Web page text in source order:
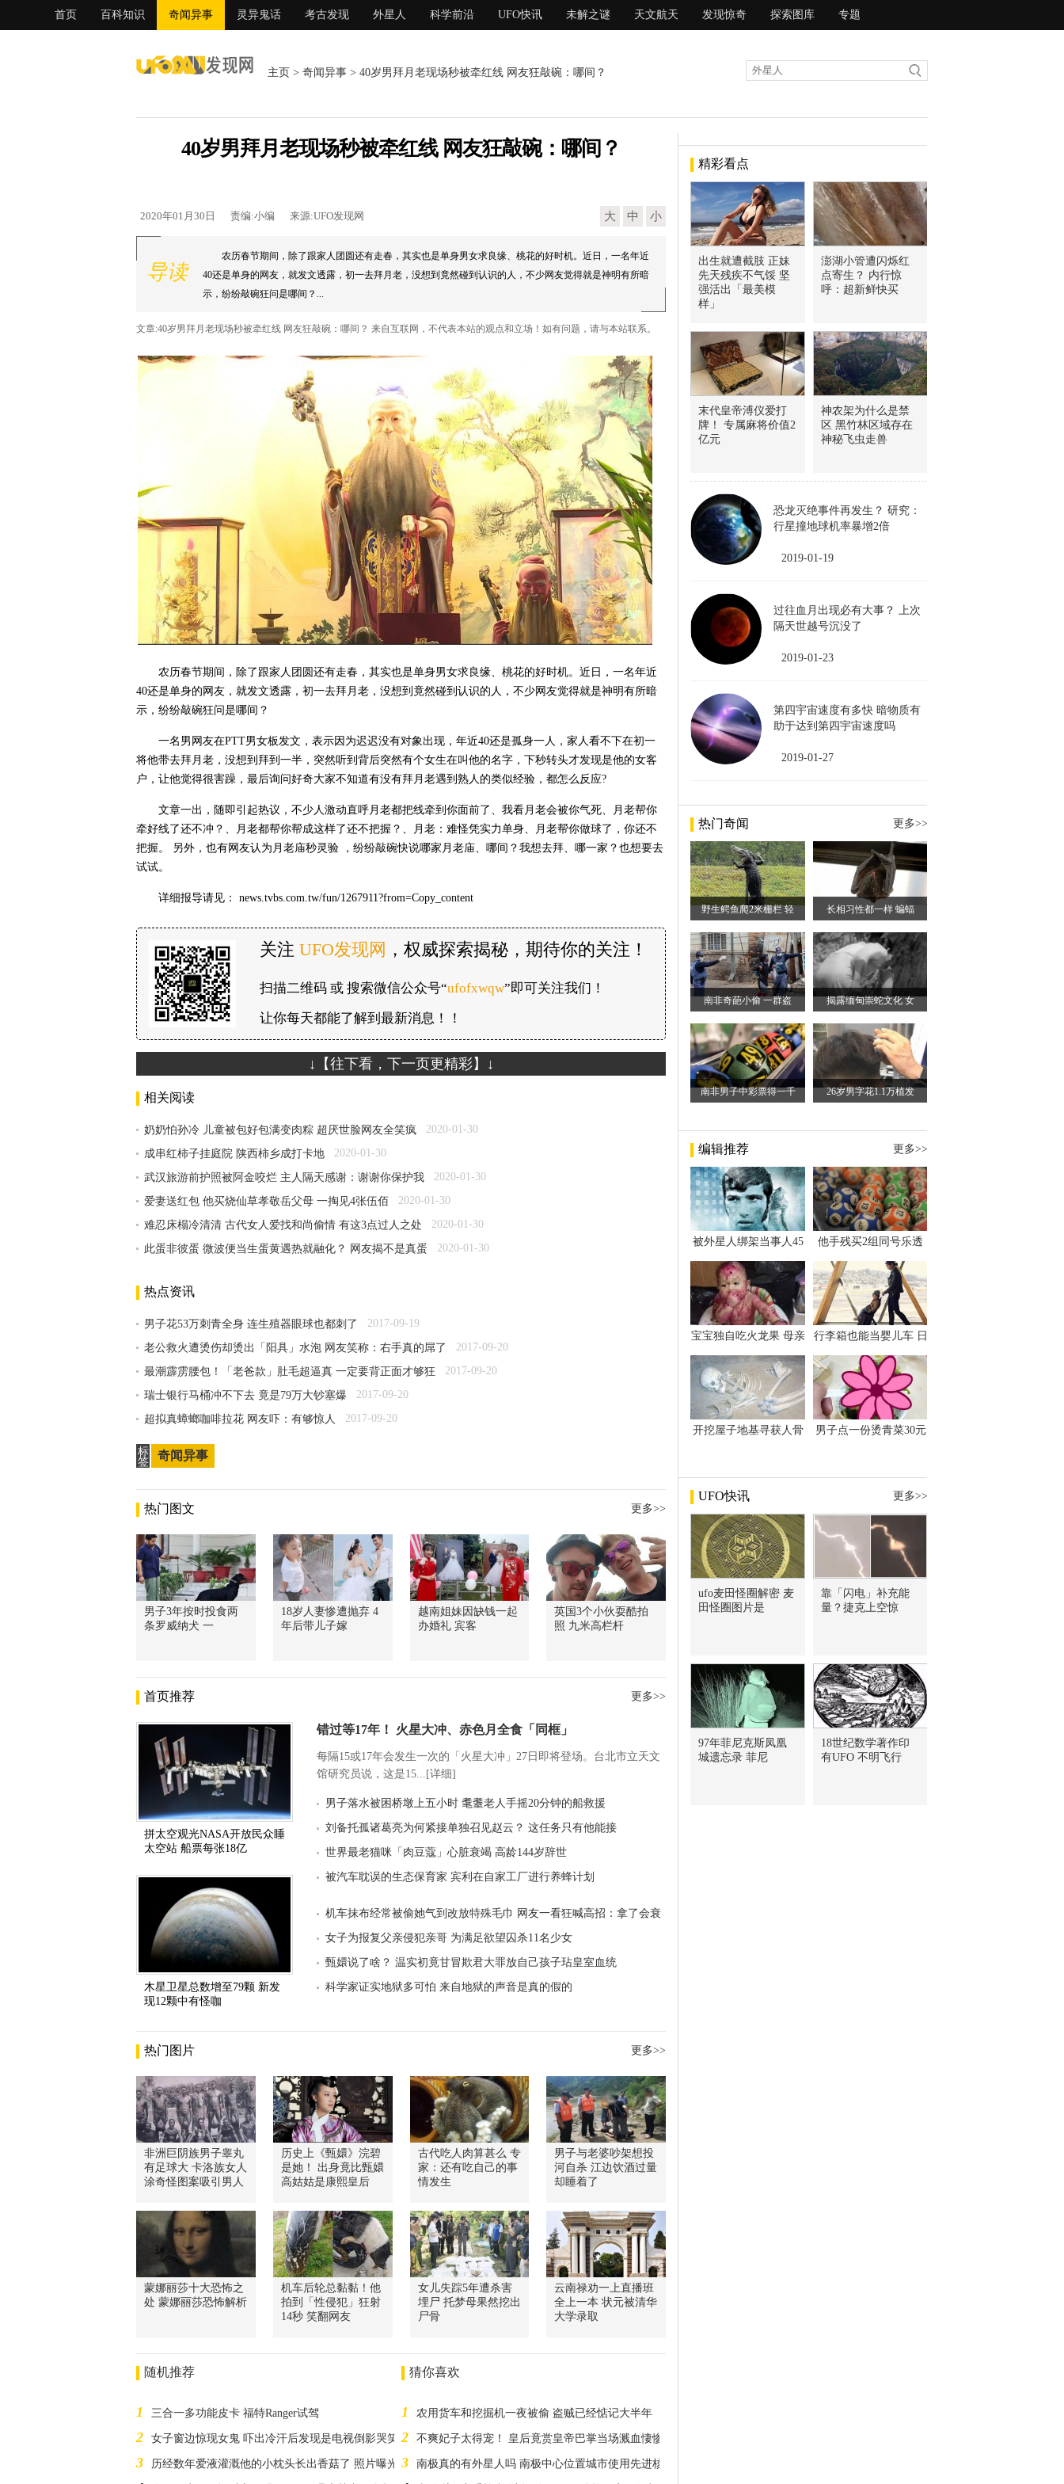
首页 百科知识 奇闻异事 灵异鬼话 考古发现 外星人 科学前沿 UFO快讯 未解之谜 天文航天 发现惊奇 探索图库 专题
主页 > 奇闻异事 > 40岁男拜月老现场秒被牵红线 网友狂敲碗：哪间？
40岁男拜月老现场秒被牵红线 网友狂敲碗：哪间？
2020年01月30日 责编:小编 来源:UFO发现网 大 中 小
导读
农历春节期间，除了跟家人团圆还有走春，其实也是单身男女求良缘、桃花的好时机。近日，一名年近
40还是单身的网友，就发文透露，初一去拜月老，没想到竟然碰到认识的人，不少网友觉得就是神明有所暗
示，纷纷敲碗狂问是哪间？...
文章:40岁男拜月老现场秒被牵红线 网友狂敲碗：哪间？ 来自互联网，不代表本站的观点和立场！如有问题，请与本站联系。
农历春节期间，除了跟家人团圆还有走春，其实也是单身男女求良缘、桃花的好时机。近日，一名年近
40还是单身的网友，就发文透露，初一去拜月老，没想到竟然碰到认识的人，不少网友觉得就是神明有所暗
示，纷纷敲碗狂问是哪间？
一名男网友在PTT男女板发文，表示因为迟迟没有对象出现，年近40还是孤身一人，家人看不下在初一
将他带去拜月老，没想到拜到一半，突然听到背后突然有个女生在叫他的名字，下秒转头才发现是他的女客
户，让他觉得很害躁，最后询问好奇大家不知道有没有拜月老遇到熟人的类似经验，都怎么反应?
文章一出，随即引起热议，不少人激动直呼月老都把线牵到你面前了、我看月老会被你气死、月老帮你
牵好线了还不冲？、月老都帮你帮成这样了还不把握？、月老：难怪凭实力单身、月老帮你做球了，你还不
把握。 另外，也有网友认为月老庙秒灵验 ，纷纷敲碗快说哪家月老庙、哪间？我想去拜、哪一家？也想要去
试试。
详细报导请见： news.tvbs.com.tw/fun/1267911?from=Copy_content
关注 UFO发现网 ，权威探索揭秘，期待你的关注！
扫描二维码 或 搜索微信公众号“ufofxwqw”即可关注我们！
让你每天都能了解到最新消息！！
↓【往下看，下一页更精彩】↓
相关阅读
奶奶怕孙冷 儿童被包好包满变肉粽 超厌世脸网友全笑疯 2020-01-30
成串红柿子挂庭院 陕西柿乡成打卡地 2020-01-30
武汉旅游前护照被阿金咬烂 主人隔天感谢：谢谢你保护我 2020-01-30
爱妻送红包 他买烧仙草孝敬岳父母 一掏见4张伍佰 2020-01-30
难忍床榻冷清清 古代女人爱找和尚偷情 有这3点过人之处 2020-01-30
此蛋非彼蛋 微波便当生蛋黄遇热就融化？ 网友揭不是真蛋 2020-01-30
热点资讯
男子花53万刺青全身 连生殖器眼球也都刺了 2017-09-19
老公救火遭烫伤却烫出「阳具」水泡 网友笑称：右手真的屌了 2017-09-20
最潮霹雳腰包！「老爸款」肚毛超逼真 一定要背正面才够狂 2017-09-20
瑞士银行马桶冲不下去 竟是79万大钞塞爆 2017-09-20
超拟真蟑螂咖啡拉花 网友吓：有够惊人 2017-09-20
标
签
奇闻异事
热门图文 更多>>
男子3年按时投食两
条罗威纳犬 一
18岁人妻惨遭抛弃 4
年后带儿子嫁
越南姐妹因缺钱一起
办婚礼 宾客
英国3个小伙耍酷拍
照 九米高栏杆
首页推荐 更多>>
拼太空观光NASA开放民众睡
太空站 船票每张18亿
木星卫星总数增至79颗 新发
现12颗中有怪咖
错过等17年！ 火星大冲、赤色月全食「同框」
每隔15或17年会发生一次的「火星大冲」27日即将登场。台北市立天文
馆研究员说，这是15...[详细]
男子落水被困桥墩上五小时 耄耋老人手摇20分钟的船救援
刘备托孤诸葛亮为何紧接单独召见赵云？ 这任务只有他能接
世界最老猫咪「肉豆蔻」心脏衰竭 高龄144岁辞世
被汽车耽误的生态保育家 宾利在自家工厂进行养蜂计划
机车抹布经常被偷她气到改放特殊毛巾 网友一看狂喊高招：拿了会衰
女子为报复父亲侵犯亲哥 为满足欲望囚杀11名少女
甄嬛说了啥？ 温实初竟甘冒欺君大罪放自己孩子玷皇室血统
科学家证实地狱多可怕 来自地狱的声音是真的假的
热门图片 更多>>
非洲巨阴族男子睾丸
有足球大 卡洛族女人
涂奇怪图案吸引男人
历史上《甄嬛》浣碧
是她！ 出身竟比甄嬛
高姑姑是康熙皇后
古代吃人肉算甚么 专
家：还有吃自己的事
情发生
男子与老婆吵架想投
河自杀 江边饮酒过量
却睡着了
蒙娜丽莎十大恐怖之
处 蒙娜丽莎恐怖解析
机车后轮总黏黏！他
拍到「性侵犯」狂射
14秒 笑翻网友
女儿失踪5年遭杀害
埋尸 托梦母果然挖出
尸骨
云南禄劝一上直播班
全上一本 状元被清华
大学录取
随机推荐
1 三合一多功能皮卡 福特Ranger试驾
2 女子窗边惊现女鬼 吓出冷汗后发现是电视倒影哭笑不得
3 历经数年爱液灌溉他的小枕头长出香菇了 照片曝光网友狂呕
猜你喜欢
1 农用货车和挖掘机一夜被偷 盗贼已经惦记大半年
2 不爽妃子太得宠！ 皇后竟赏皇帝巴掌当场溅血悽惨结局曝光
3 南极真的有外星人吗 南极中心位置城市使用先进核能发电
精彩看点
出生就遭截肢 正妹
先天残疾不气馁 坚
强活出「最美模
样」
澎湖小管遭闪烁红
点寄生？ 内行惊
呼：超新鲜快买
末代皇帝溥仪爱打
牌！ 专属麻将价值2
亿元
神农架为什么是禁
区 黑竹林区域存在
神秘飞虫走兽
恐龙灭绝事件再发生？ 研究：
行星撞地球机率暴增2倍
2019-01-19
过往血月出现必有大事？ 上次
隔天世越号沉没了
2019-01-23
第四宇宙速度有多快 暗物质有
助于达到第四宇宙速度吗
2019-01-27
热门奇闻 更多>>
野生鳄鱼爬2米栅栏 轻 长相习性都一样 蝙蝠
南非奇葩小偷 一群盗 揭露缅甸崇蛇文化 女
南非男子中彩票得一千 26岁男字花1.1万植发
编辑推荐 更多>>
被外星人绑架当事人45
斯卡古拉事件
他手残买2组同号乐透
万
宝宝独自吃火龙果 母亲
行李箱也能当婴儿车 日
开挖屋子地基寻获人骨
男子点一份烫青菜30元
UFO快讯 更多>>
ufo麦田怪圈解密 麦
田怪圈图片是
靠「闪电」补充能
量？捷克上空惊
97年菲尼克斯凤凰
城遗忘录 菲尼
18世纪数学著作印
有UFO 不明飞行